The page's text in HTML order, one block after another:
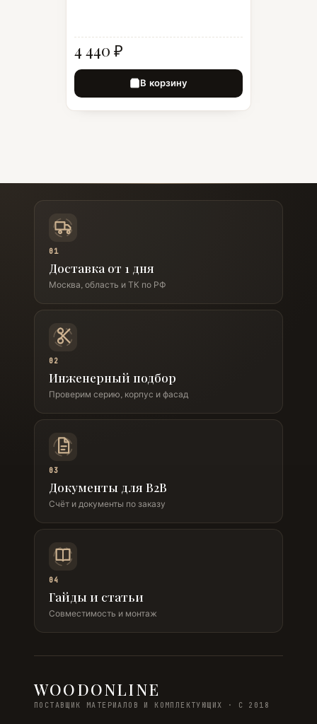
4 440 ₽
В корзину
01
Доставка от 1 дня
Москва, область и ТК по РФ
02
Инженерный подбор
Проверим серию, корпус и фасад
03
Документы для B2B
Счёт и документы по заказу
04
Гайды и статьи
Совместимость и монтаж
WOODONLINE
ПОСТАВЩИК МАТЕРИАЛОВ И КОМПЛЕКТУЮЩИХ · С 2018